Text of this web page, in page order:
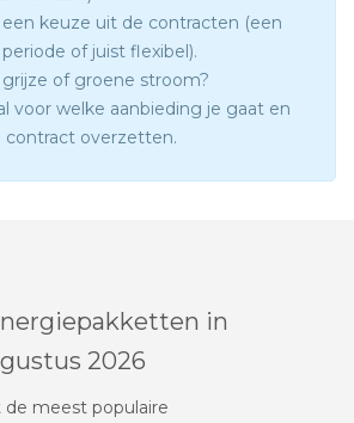
een keuze uit de contracten (een
of juist flexibel).
of groene stroom?
voor welke aanbieding je gaat en
contract overzetten.
in
2026
meest populaire